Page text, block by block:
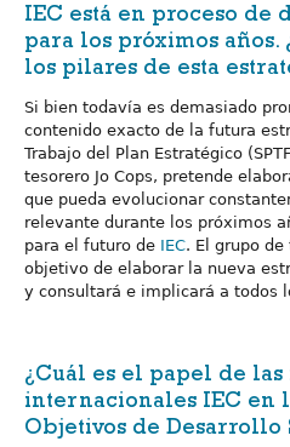
IEC está en proceso de
para los próximos
los pilares de esta
Si bien todavía es demasiado
contenido exacto de la futura
Trabajo del Plan Estratégico
tesorero Jo Cops, pretende
que pueda evolucionar
relevante durante los próximos
para el futuro de IEC. El grupo
objetivo de elaborar la nueva
y consultará e implicará a todos
¿Cuál es el papel de las
internacionales IEC en
Objetivos de Desarrollo